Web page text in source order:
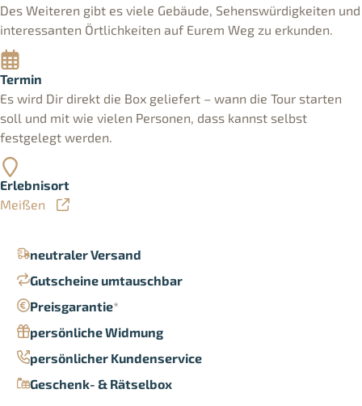
neutraler Versand
Gutscheine umtauschbar
Preisgarantie*
persönliche Widmung
persönlicher Kundenservice
Geschenk- & Rätselbox
Des Weiteren gibt es viele Gebäude, Sehenswürdigkeiten und
interessanten Örtlichkeiten auf Eurem Weg zu erkunden.
Termin
Es wird Dir direkt die Box geliefert – wann die Tour starten
soll und mit wie vielen Personen, dass kannst selbst
festgelegt werden.
Erlebnisort
Meißen